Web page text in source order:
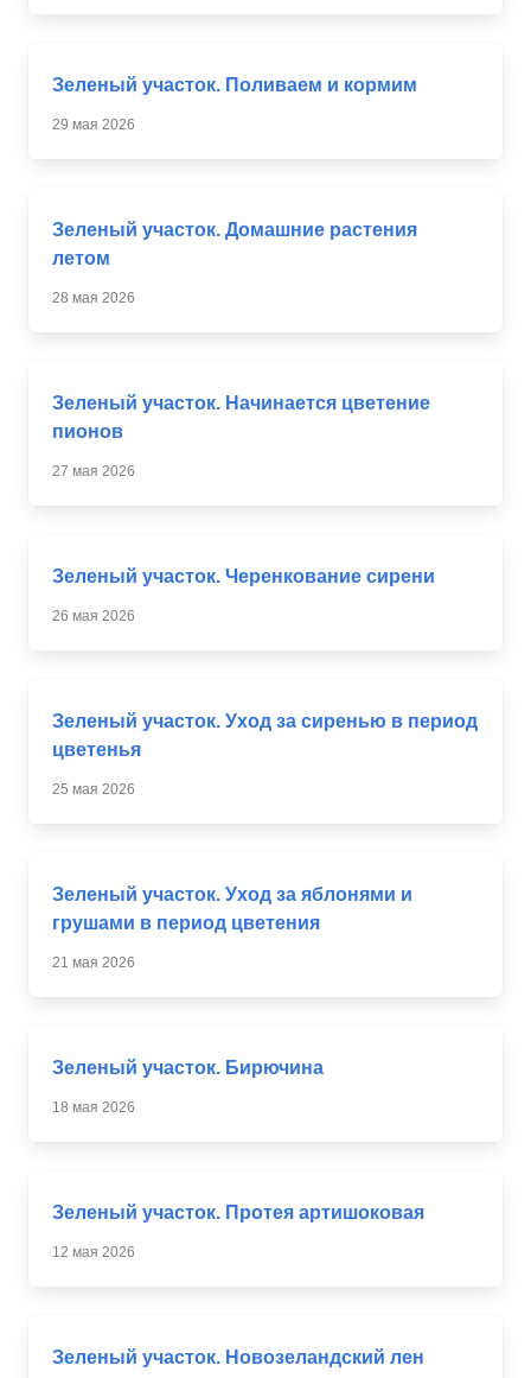
Зеленый участок. Поливаем и кормим
29 мая 2026
Зеленый участок. Домашние растения
летом
28 мая 2026
Зеленый участок. Начинается цветение
пионов
27 мая 2026
Зеленый участок. Черенкование сирени
26 мая 2026
Зеленый участок. Уход за сиренью в период
цветенья
25 мая 2026
Зеленый участок. Уход за яблонями и
грушами в период цветения
21 мая 2026
Зеленый участок. Бирючина
18 мая 2026
Зеленый участок. Протея артишоковая
12 мая 2026
Зеленый участок. Новозеландский лен